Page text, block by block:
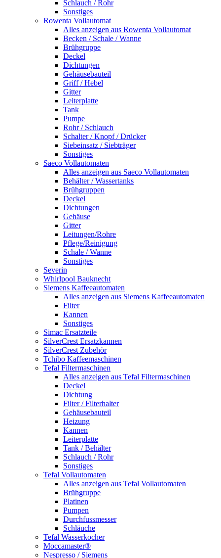
Schlauch / Rohr
Sonstiges
Rowenta Vollautomat
Alles anzeigen aus Rowenta Vollautomat
Becken / Schale / Wanne
Brühgruppe
Deckel
Dichtungen
Gehäusebauteil
Griff / Hebel
Gitter
Leiterplatte
Tank
Pumpe
Rohr / Schlauch
Schalter / Knopf / Drücker
Siebeinsatz / Siebträger
Sonstiges
Saeco Vollautomaten
Alles anzeigen aus Saeco Vollautomaten
Behälter / Wassertanks
Brühgruppen
Deckel
Dichtungen
Gehäuse
Gitter
Leitungen/Rohre
Pflege/Reinigung
Schale / Wanne
Sonstiges
Severin
Whirlpool Bauknecht
Siemens Kaffeeautomaten
Alles anzeigen aus Siemens Kaffeeautomaten
Filter
Kannen
Sonstiges
Simac Ersatzteile
SilverCrest Ersatzkannen
SilverCrest Zubehör
Tchibo Kaffeemaschinen
Tefal Filtermaschinen
Alles anzeigen aus Tefal Filtermaschinen
Deckel
Dichtung
Filter / Filterhalter
Gehäusebauteil
Heizung
Kannen
Leiterplatte
Tank / Behälter
Schlauch / Rohr
Sonstiges
Tefal Vollautomaten
Alles anzeigen aus Tefal Vollautomaten
Brühgruppe
Platinen
Pumpen
Durchfussmesser
Schläuche
Tefal Wasserkocher
Moccamaster®
Nespresso / Siemens